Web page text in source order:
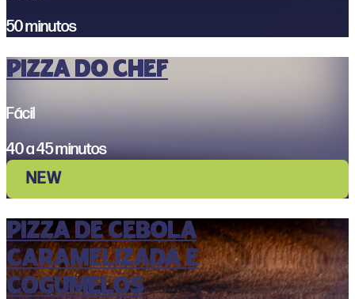
50 minutos
Pizza do Chef
Fácil
40 a 45 minutos
NEW
PIZZA DE CEBOLA
CARAMELIZADA E
COGUMELOS